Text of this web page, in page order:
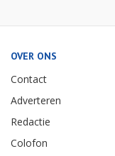
OVER ONS
Contact
Adverteren
Redactie
Colofon